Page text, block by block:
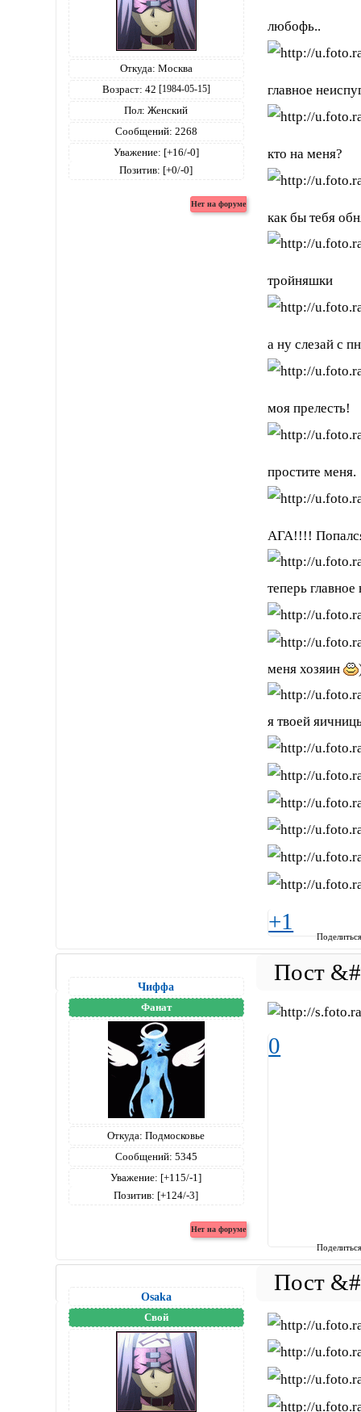
Откуда: Москва
Возраст: 42 [1984-05-15]
Пол: Женский
Сообщений: 2268
Уважение: [+16/-0]
Позитив: [+0/-0]
любофь..
главное
кто на меня?
как бы тебя
тройняшки
а ну слезай с
моя прелесть!
простите меня.
АГА!!!!
теперь
меня хозяин
я твоей
+1
Чиффа
Фанат
Откуда: Подмосковье
Сообщений: 5345
Уважение: [+115/-1]
Позитив: [+124/-3]
0
Osaka
Свой